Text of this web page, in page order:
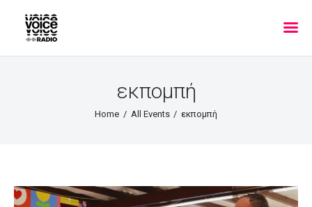
εκπομπή
Home All Events εκπομπή